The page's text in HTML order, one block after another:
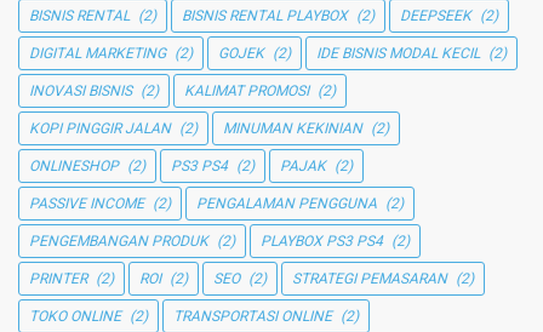
BISNIS RENTAL (2) BISNIS RENTAL PLAYBOX (2) DEEPSEEK (2)
DIGITAL MARKETING (2) GOJEK (2) IDE BISNIS MODAL KECIL (2)
INOVASI BISNIS (2) KALIMAT PROMOSI (2)
KOPI PINGGIR JALAN (2) MINUMAN KEKINIAN (2)
ONLINESHOP (2) PS3 PS4 (2) PAJAK (2)
PASSIVE INCOME (2) PENGALAMAN PENGGUNA (2)
PENGEMBANGAN PRODUK (2) PLAYBOX PS3 PS4 (2)
PRINTER (2) ROI (2) SEO (2) STRATEGI PEMASARAN (2)
TOKO ONLINE (2) TRANSPORTASI ONLINE (2)